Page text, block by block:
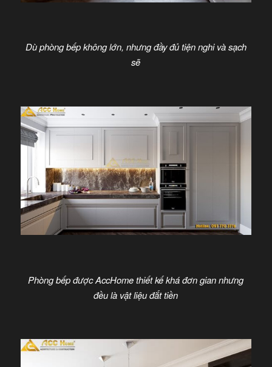
Dù phòng bếp không lớn, nhưng đầy đủ tiện nghi và sạch
sẽ
Phòng bếp được AccHome thiết kế khá đơn gian nhưng
đều là vật liệu đắt tiền